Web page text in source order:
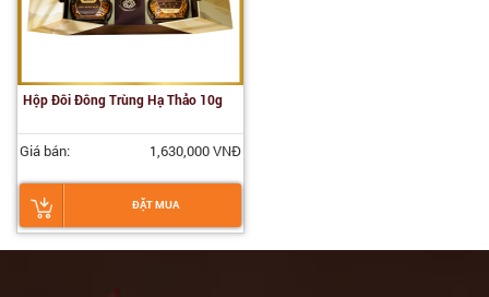
Hộp Đôi Đông Trùng Hạ Thảo 10g
Giá bán: 1,630,000 VNĐ
ĐẶT MUA